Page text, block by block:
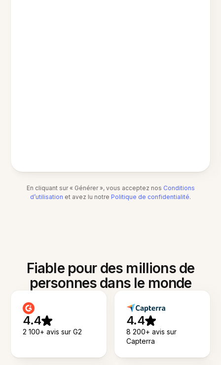
En cliquant sur « Générer », vous acceptez nos Conditions
d’utilisation et avez lu notre Politique de confidentialité.
Fiable pour des millions de
personnes dans le monde
4.4
2 100+ avis sur G2
4.4
8 200+ avis sur
Capterra